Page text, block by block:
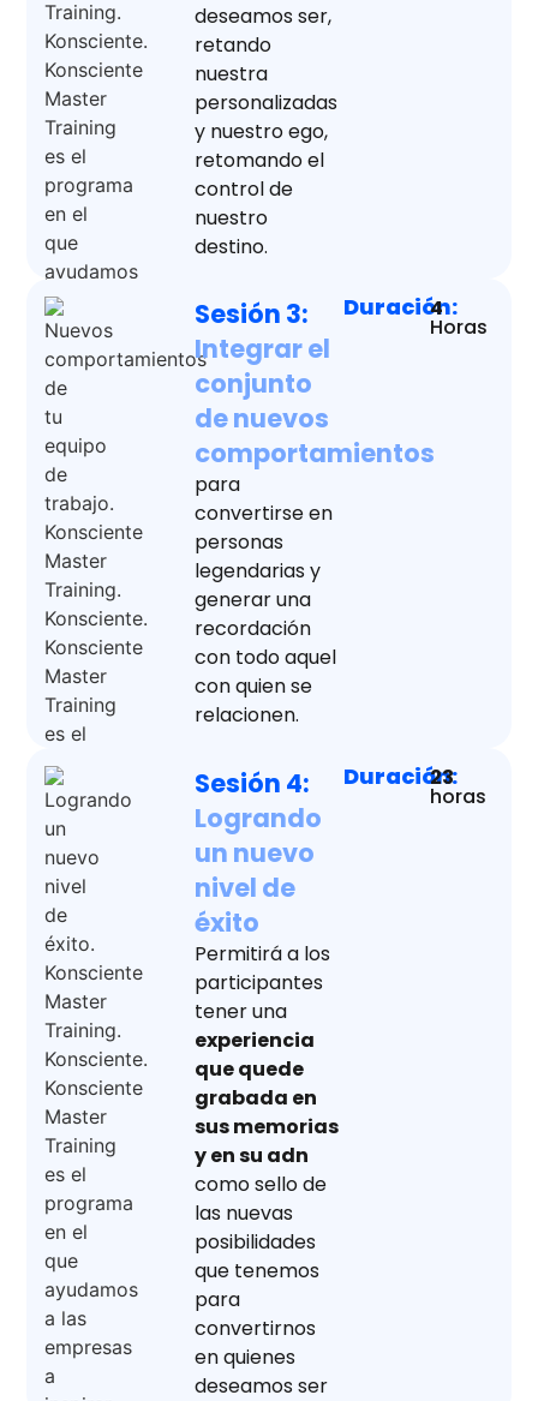
deseamos ser,
retando
nuestra
personalizadas
y nuestro ego,
retomando el
control de
nuestro
destino.
Sesión 3:
Integrar el
conjunto
de nuevos
comportamientos
para
convertirse en
personas
legendarias y
generar una
recordación
con todo aquel
con quien se
relacionen.
Duración:
4
Horas
Sesión 4:
Logrando
un nuevo
nivel de
éxito
Permitirá a los
participantes
tener una
experiencia
que quede
grabada en
sus memorias
y en su adn
como sello de
las nuevas
posibilidades
que tenemos
para
convertirnos
en quienes
deseamos ser
Duración:
23
horas